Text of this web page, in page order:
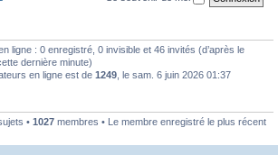
ligne : 0 enregistré, 0 invisible et 46 invités (d’après le
dernière minute)
en ligne est de 1249 , le sam. 6 juin 2026 01:37
• 1027 membres • Le membre enregistré le plus récent